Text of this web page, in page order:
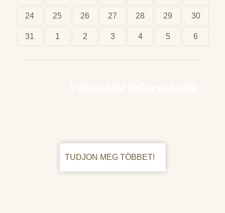
24 25 26 27 28 29 30
31 1 2 3 4 5 6
TUDJON MEG TÖBBET!